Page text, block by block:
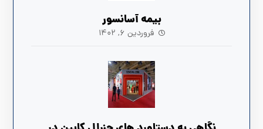
بیمه آسانسور
فروردین ۶, ۱۴۰۲